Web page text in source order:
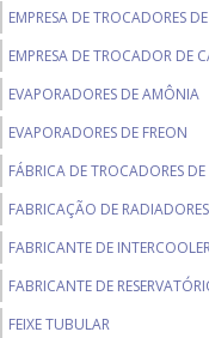
EMPRESA DE TROCADORES
EMPRESA DE TROCADOR DE
EVAPORADORES DE AMÔNIA
EVAPORADORES DE FREON
FÁBRICA DE TROCADORES
FABRICAÇÃO DE RADIADORES
FABRICANTE DE
FABRICANTE DE
FEIXE TUBULAR